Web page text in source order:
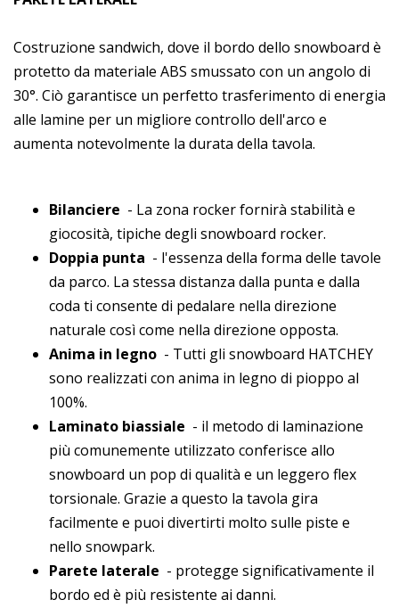
Costruzione sandwich, dove il bordo dello snowboard è
protetto da materiale ABS smussato con un angolo di
30°. Ciò garantisce un perfetto trasferimento di energia
alle lamine per un migliore controllo dell'arco e
aumenta notevolmente la durata della tavola.
Bilanciere - La zona rocker fornirà stabilità e
giocosità, tipiche degli snowboard rocker.
Doppia punta - l'essenza della forma delle tavole
da parco. La stessa distanza dalla punta e dalla
coda ti consente di pedalare nella direzione
naturale così come nella direzione opposta.
Anima in legno - Tutti gli snowboard HATCHEY
sono realizzati con anima in legno di pioppo al
100%.
Laminato biassiale - il metodo di laminazione
più comunemente utilizzato conferisce allo
snowboard un pop di qualità e un leggero flex
torsionale. Grazie a questo la tavola gira
facilmente e puoi divertirti molto sulle piste e
nello snowpark.
Parete laterale - protegge significativamente il
bordo ed è più resistente ai danni.